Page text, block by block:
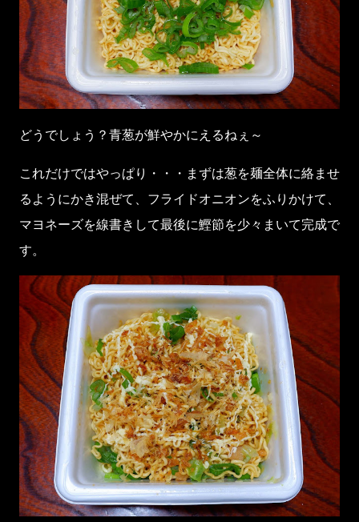
どうでしょう？青葱が鮮やかにえるねぇ～
これだけではやっぱり・・・まずは葱を麺全体に絡ませ
るようにかき混ぜて、フライドオニオンをふりかけて、
マヨネーズを線書きして最後に鰹節を少々まいて完成で
す。